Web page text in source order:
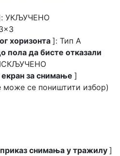
УКЉУЧЕНО
хоризонта ]: Тип А
пола да бисте отказали
за снимање ]
може се поништити избор)
снимања у тражилу]